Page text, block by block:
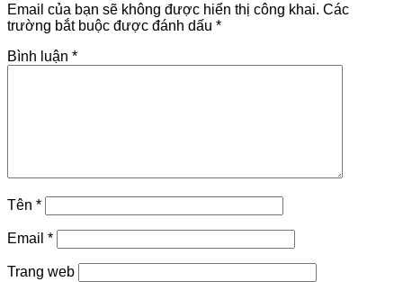
Email của bạn sẽ không được hiển thị công khai. Các
trường bắt buộc được đánh dấu *
Bình luận *
Tên *
Email *
Trang web